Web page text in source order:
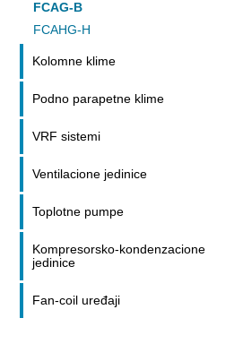
FCAG-B
FCAHG-H
Kolomne klime
Podno parapetne klime
VRF sistemi
Ventilacione jedinice
Toplotne pumpe
Kompresorsko-kondenzacione
jedinice
Fan-coil uređaji